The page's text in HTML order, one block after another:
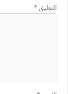
التعليق*